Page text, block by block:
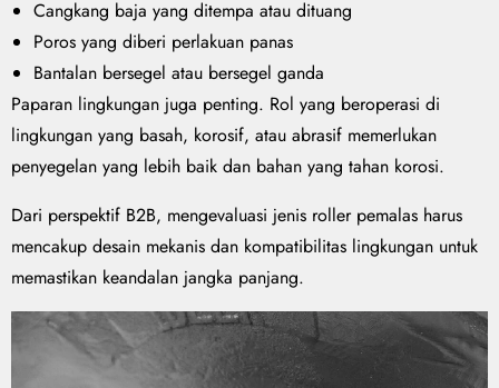
Cangkang baja yang ditempa atau dituang
Poros yang diberi perlakuan panas
Bantalan bersegel atau bersegel ganda
Paparan lingkungan juga penting. Rol yang beroperasi di
lingkungan yang basah, korosif, atau abrasif memerlukan
penyegelan yang lebih baik dan bahan yang tahan korosi.
Dari perspektif B2B, mengevaluasi jenis roller pemalas harus
mencakup desain mekanis dan kompatibilitas lingkungan untuk
memastikan keandalan jangka panjang.